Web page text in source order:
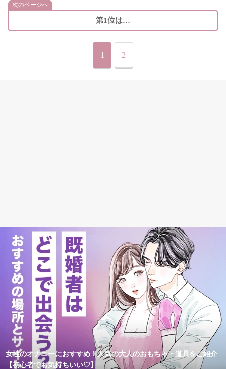
次のページへ
第1位は…
1 2
女性のオナニーにおすすめ！人気の大人のおもちゃ・道具をご紹介
【初心者でも気持ちいい♡】